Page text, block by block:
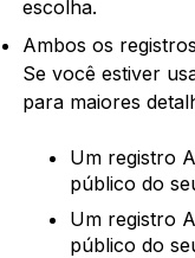
escolha.
Ambos os
Se você estiver
para maiores
Um registro
público do
Um registro
público do